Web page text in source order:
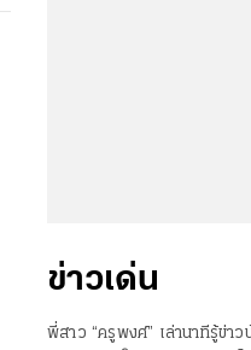
ข่าวเด่น
พี่สาว “ครูพงศ์” เล่านาทีรู้ข่าว